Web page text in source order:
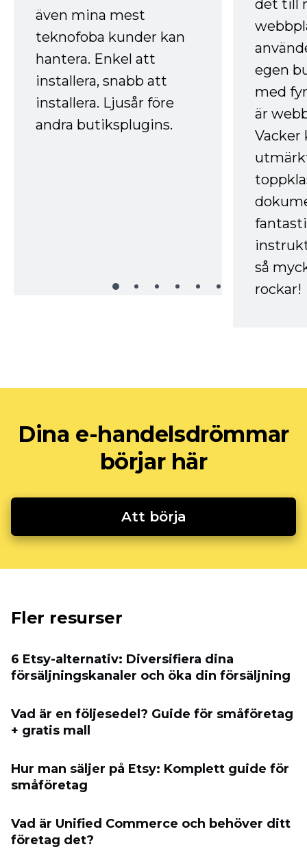
även mina mest
teknofoba kunder kan
hantera. Enkel att
installera, snabb att
installera. Ljusår före
andra butiksplugins.
det till
egen
med
är
Vacker
så
rockar!
Dina e-handelsdrömmar
börjar här
Att börja
Fler resurser
6 Etsy-alternativ: Diversifiera dina
försäljningskanaler och öka din försäljning
Vad är en följesedel? Guide för småföretag
+ gratis mall
Hur man säljer på Etsy: Komplett guide för
småföretag
Vad är Unified Commerce och behöver ditt
företag det?